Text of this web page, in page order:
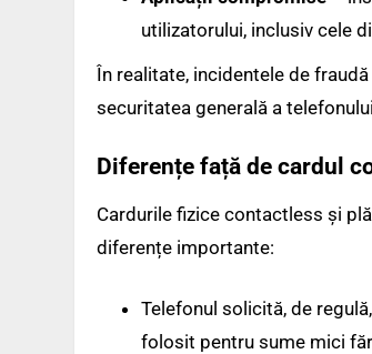
utilizatorului, inclusiv cele
În realitate, incidentele de
securitatea generală a
Diferențe față de cardul
Cardurile fizice contactless și
diferențe importante:
Telefonul solicită, de
folosit pentru sume mici